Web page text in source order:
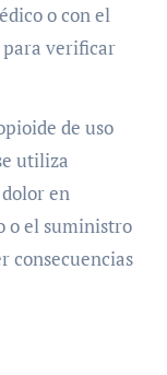
o con el
para verificar
de uso
utiliza
en
o el suministro
consecuencias